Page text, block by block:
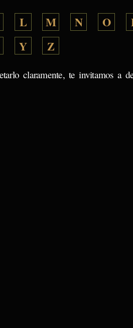
L M N O
Y Z
claramente, te invitamos a